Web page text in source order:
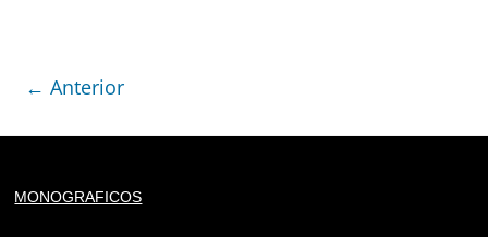
← Anterior
MONOGRAFICOS
of type string is deprecated in